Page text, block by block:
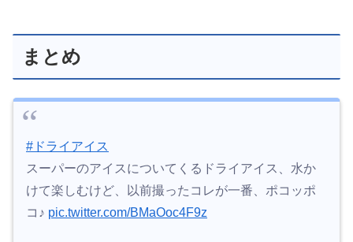
まとめ
#ドライアイス
スーパーのアイスについてくるドライアイス、水か
けて楽しむけど、以前撮ったコレが一番、ポコッポ
コ♪ pic.twitter.com/BMaOoc4F9z